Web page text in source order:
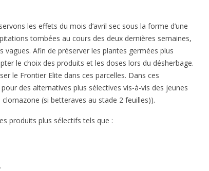
les effets du mois d’avril sec sous la forme d’une
tombées au cours des deux dernières semaines,
vagues. Afin de préserver les plantes germées plus
le choix des produits et les doses lors du désherbage.
le Frontier Elite dans ces parcelles. Dans ces
des alternatives plus sélectives vis-à-vis des jeunes
(si betteraves au stade 2 feuilles)).
produits plus sélectifs tels que :